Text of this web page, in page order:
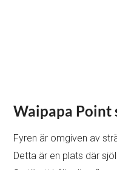
Waipapa Point
Fyren är omgiven av
Detta är en plats där